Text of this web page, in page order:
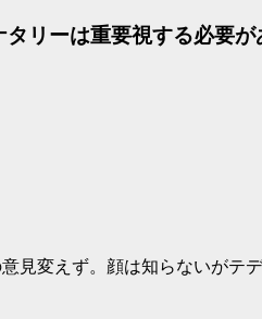
リーは重要視する必要が
見変えず。顔は知らないがテ